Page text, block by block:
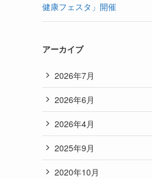
健康フェスタ」開催
アーカイブ
2026年7月
2026年6月
2026年4月
2025年9月
2020年10月